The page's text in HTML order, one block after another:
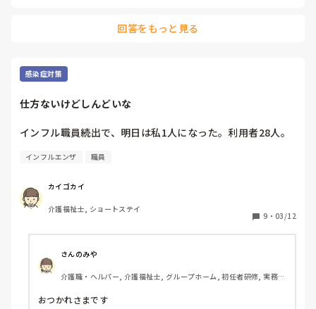
（笑）」って。「お疲れ様でした😂」って話しできた😭🫶
回答をもっと見る
感染症対策
仕方ないけどしんどいな
インフル職員続出で、明日は私1人になった。利用者28人。
インフルエンザ 職員
カイゴカイ
介護福祉士, ショートステイ
9 ・ 03/12
さんのみや
介護職・ヘルパー, 介護福祉士, グループホーム, 初任者研修, 実務者
おつかれさまです